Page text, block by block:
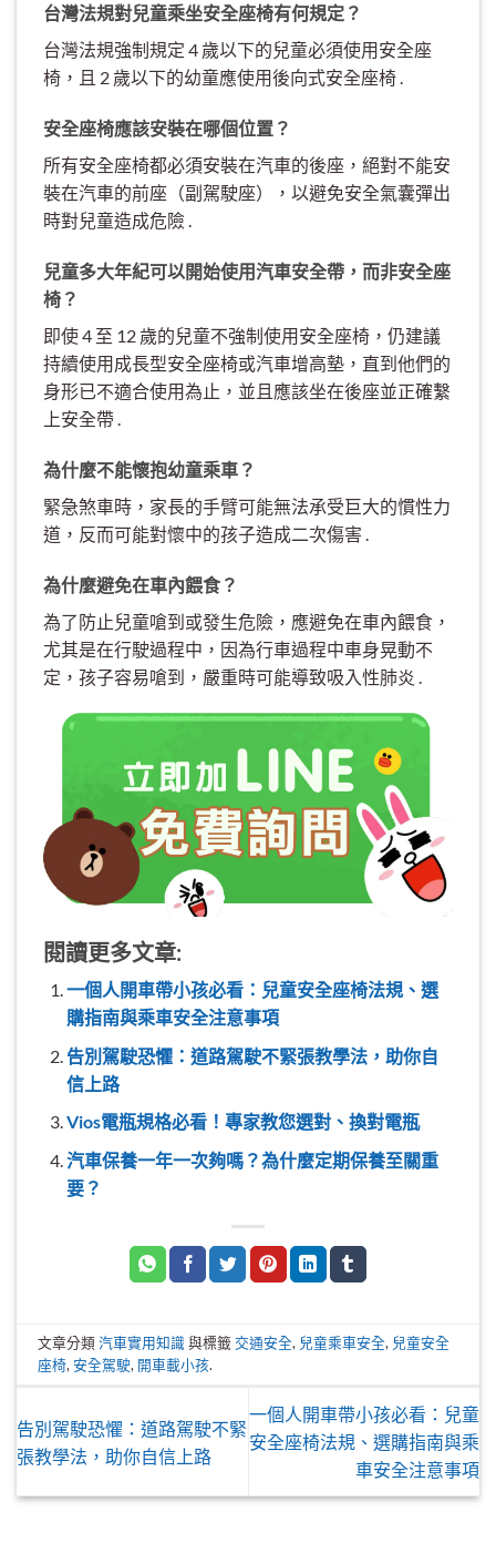
台灣法規對兒童乘坐安全座椅有何規定？
台灣法規強制規定 4 歲以下的兒童必須使用安全座
椅，且 2 歲以下的幼童應使用後向式安全座椅 .
安全座椅應該安裝在哪個位置？
所有安全座椅都必須安裝在汽車的後座，絕對不能安
裝在汽車的前座（副駕駛座），以避免安全氣囊彈出
時對兒童造成危險 .
兒童多大年紀可以開始使用汽車安全帶，而非安全座
椅？
即使 4 至 12 歲的兒童不強制使用安全座椅，仍建議
持續使用成長型安全座椅或汽車增高墊，直到他們的
身形已不適合使用為止，並且應該坐在後座並正確繫
上安全帶 .
為什麼不能懷抱幼童乘車？
緊急煞車時，家長的手臂可能無法承受巨大的慣性力
道，反而可能對懷中的孩子造成二次傷害 .
為什麼避免在車內餵食？
為了防止兒童嗆到或發生危險，應避免在車內餵食，
尤其是在行駛過程中，因為行車過程中車身晃動不
定，孩子容易嗆到，嚴重時可能導致吸入性肺炎 .
閱讀更多文章:
一個人開車帶小孩必看：兒童安全座椅法規、選
購指南與乘車安全注意事項
告別駕駛恐懼：道路駕駛不緊張教學法，助你自
信上路
Vios電瓶規格必看！專家教您選對、換對電瓶
汽車保養一年一次夠嗎？為什麼定期保養至關重
要？
文章分類汽車實用知識與標籤交通安全, 兒童乘車安全, 兒童安全
座椅,安全駕駛, 開車載小孩.
告別駕駛恐懼：道路駕駛不緊
張教學法，助你自信上路
一個人開車帶小孩必看：兒童
安全座椅法規、選購指南與乘
車安全注意事項